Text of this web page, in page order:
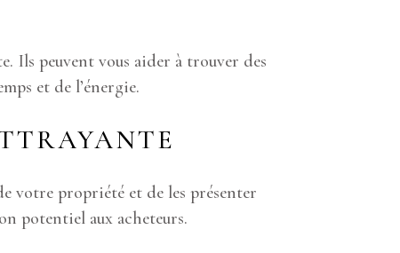
Ils peuvent vous aider à trouver des
et de l’énergie.
votre propriété et de les présenter
potentiel aux acheteurs.